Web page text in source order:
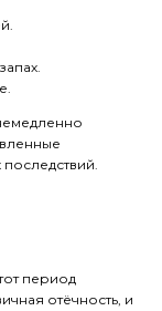
период
отёчность, и